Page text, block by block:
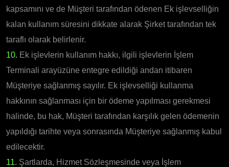
kapsamını ve de Müşteri tarafından ödenen Ek işlevselliğin
kalan kullanım süresini dikkate alarak Şirket tarafından tek
taraflı olarak belirlenir.
10. Ek işlevlerin kullanım hakkı, ilgili işlevlerin İşlem
Terminali arayüzüne entegre edildiği andan itibaren
Müşteriye sağlanmış sayılır. Ek işlevselliği kullanma
hakkının sağlanması için bir ödeme yapılması gerekmesi
halinde, bu hak, Müşteri tarafından karşılık gelen ödemenin
yapıldığı tarihte veya sonrasında Müşteriye sağlanmış kabul
edilecektir.
11. Şartlarda, Hizmet Sözleşmesinde veya İşlem